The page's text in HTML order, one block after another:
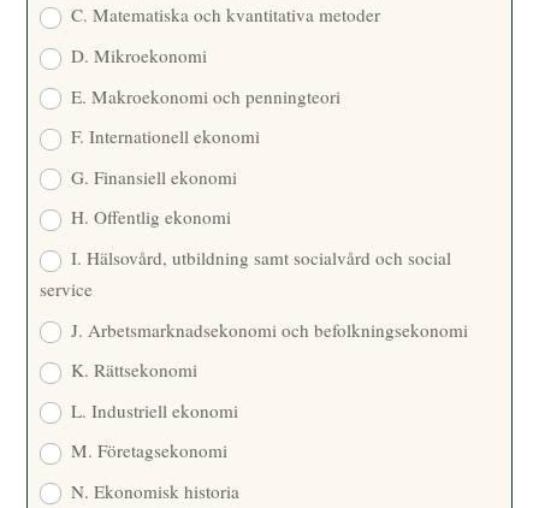
C. Matematiska och kvantitativa metoder
D. Mikroekonomi
E. Makroekonomi och penningteori
F. Internationell ekonomi
G. Finansiell ekonomi
H. Offentlig ekonomi
I. Hälsovård, utbildning samt socialvård och social
service
J. Arbetsmarknadsekonomi och befolkningsekonomi
K. Rättsekonomi
L. Industriell ekonomi
M. Företagsekonomi
N. Ekonomisk historia